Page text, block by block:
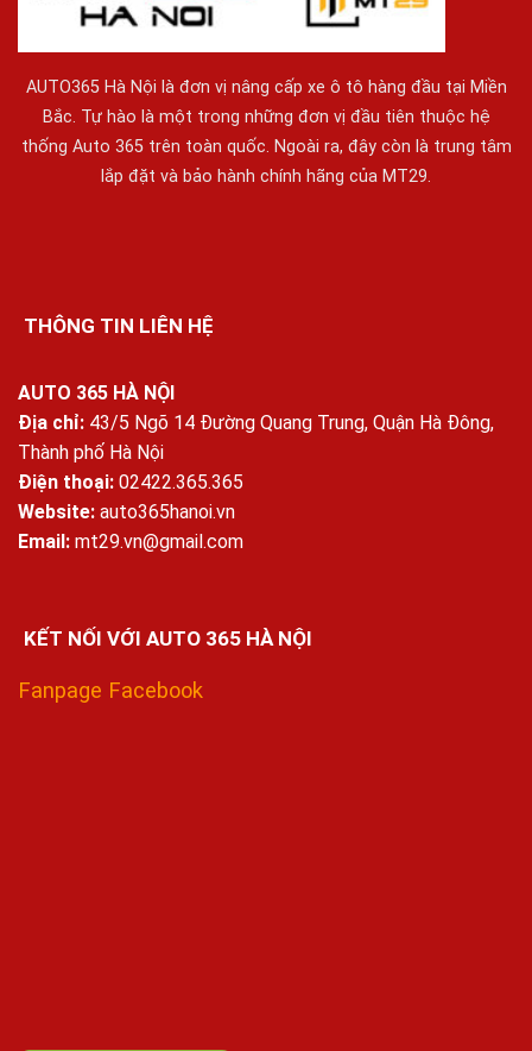
AUTO365 Hà Nội là đơn vị nâng cấp xe ô tô hàng đầu tại Miền
Bắc. Tự hào là một trong những đơn vị đầu tiên thuộc hệ
thống Auto 365 trên toàn quốc. Ngoài ra, đây còn là trung tâm
lắp đặt và bảo hành chính hãng của MT29.
THÔNG TIN LIÊN HỆ
AUTO 365 HÀ NỘI
Địa chỉ: 43/5 Ngõ 14 Đường Quang Trung, Quận Hà Đông,
Thành phố Hà Nội
Điện thoại: 02422.365.365
Website: auto365hanoi.vn
Email: mt29.vn@gmail.com
KẾT NỐI VỚI AUTO 365 HÀ NỘI
Fanpage Facebook